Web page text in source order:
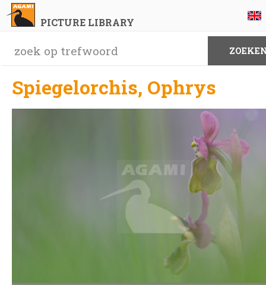
PICTURE LIBRARY
Spiegelorchis, Ophrys